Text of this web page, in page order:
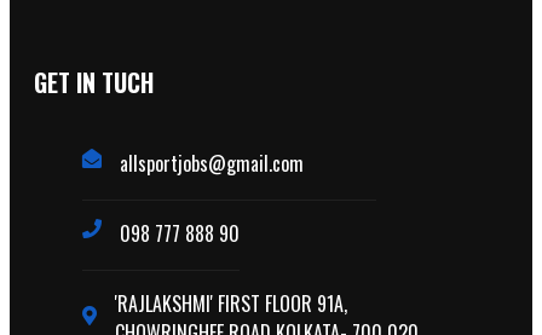
GET IN TUCH
allsportjobs@gmail.com
098 777 888 90
'RAJLAKSHMI' FIRST FLOOR 91A,